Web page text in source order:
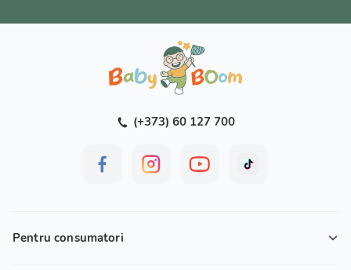
(+373) 60 127 700
Pentru consumatori